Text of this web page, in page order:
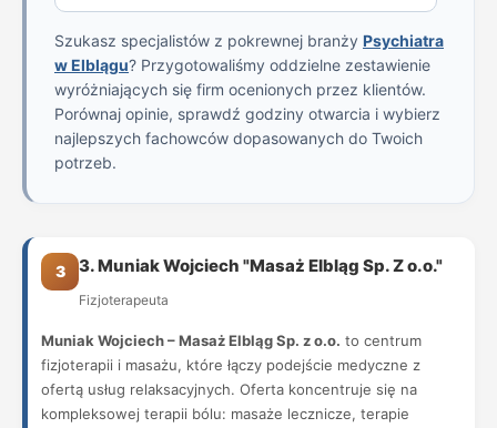
Szukasz specjalistów z pokrewnej branży Psychiatra
w Elblągu? Przygotowaliśmy oddzielne zestawienie
wyróżniających się firm ocenionych przez klientów.
Porównaj opinie, sprawdź godziny otwarcia i wybierz
najlepszych fachowców dopasowanych do Twoich
potrzeb.
3 3. Muniak Wojciech "Masaż Elbląg Sp. Z o.o."
Fizjoterapeuta
Muniak Wojciech – Masaż Elbląg Sp. z o.o. to centrum
fizjoterapii i masażu, które łączy podejście medyczne z
ofertą usług relaksacyjnych. Oferta koncentruje się na
kompleksowej terapii bólu: masaże lecznicze, terapie